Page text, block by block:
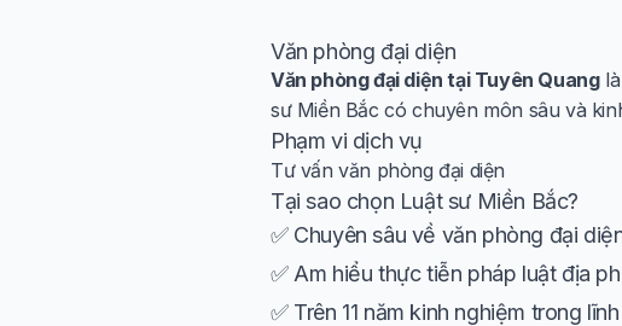
Văn phòng đại diện
Văn phòng đại diện tại Tuyên Quanglà
sư Miền Bắc có chuyên môn sâu và
Phạm vi dịch vụ
Tư vấn văn phòng đại diện
Tại sao chọn Luật sư Miền Bắc?
✅ Chuyên sâu về văn phòng đại
✅ Am hiểu thực tiễn pháp luật địa
✅ Trên 11 năm kinh nghiệm trong